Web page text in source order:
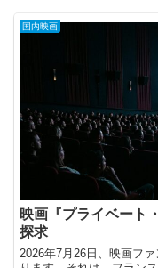
国内映画
映画『プライベート
探求
2026年7月26日、映画フ